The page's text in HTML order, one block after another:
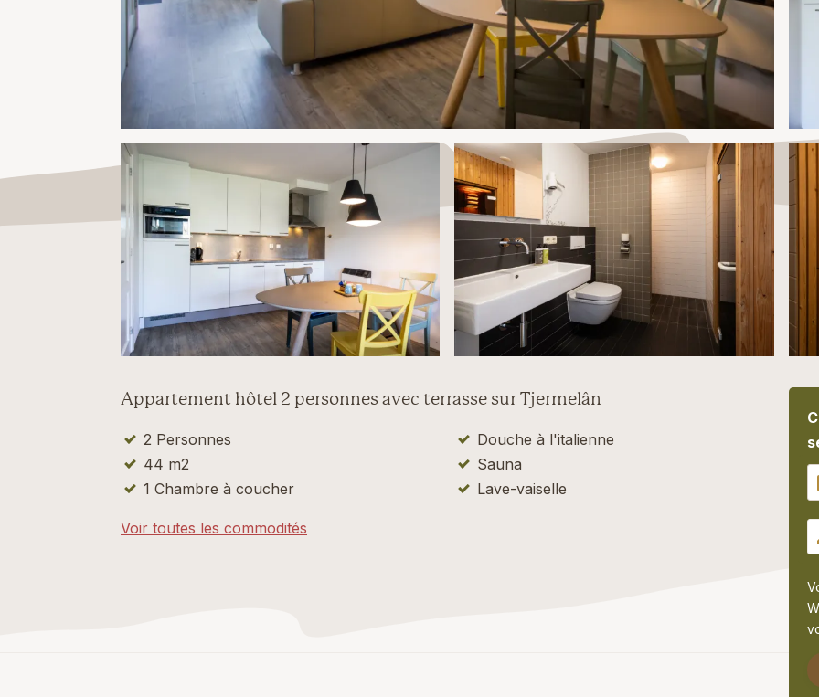
Appartement hôtel 2 personnes avec terrasse sur Tjermelân
2 Personnes
44 m2
1 Chambre à coucher
Douche à l'italienne
Sauna
Lave-vaiselle
Voir toutes les commodités